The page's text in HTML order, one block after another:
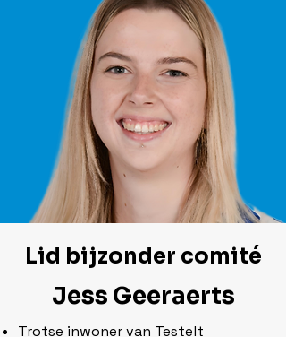
Lid bijzonder comité
Jess Geeraerts
Trotse inwoner van Testelt